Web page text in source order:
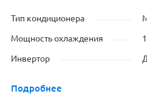
Тип кондиционера
Мощность охлаждения
Инвертор
Подробнее